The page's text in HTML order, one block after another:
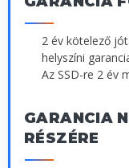
2 év kötelező
helyszíni
Az SSD-re 2 év
GARANCIA
RÉSZÉRE